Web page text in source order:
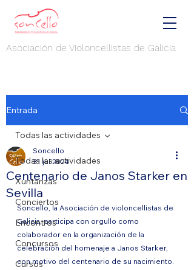
Asociación de Violoncellistas de Galicia
Entrada
Todas las actividades
Xuntanzas
Conciertos
Encontros
Concursos
Cursos
Todas las actividades
Centenario de Janos Starker en
Sevilla
Soncello
31 jul 2024
Soncello, la Asociación de violoncellistas de
Galicia, participa con orgullo como
colaborador en la organización de la
celebración del homenaje a Janos Starker,
con motivo del centenario de su nacimiento.